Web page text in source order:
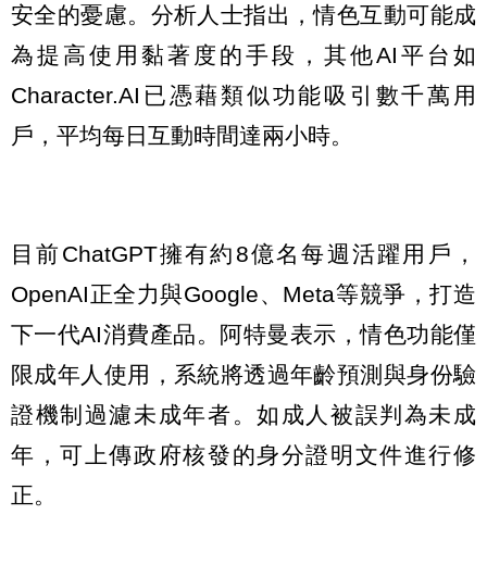
安全的憂慮。分析人士指出，情色互動可能成
為提高使用黏著度的手段，其他AI平台如
Character.AI已憑藉類似功能吸引數千萬用
戶，平均每日互動時間達兩小時。
目前ChatGPT擁有約8億名每週活躍用戶，
OpenAI正全力與Google、Meta等競爭，打造
下一代AI消費產品。阿特曼表示，情色功能僅
限成年人使用，系統將透過年齡預測與身份驗
證機制過濾未成年者。如成人被誤判為未成
年，可上傳政府核發的身分證明文件進行修
正。